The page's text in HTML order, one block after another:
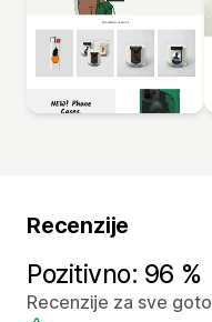
Recenzije
Pozitivno: 96 %
Recenzije za sve